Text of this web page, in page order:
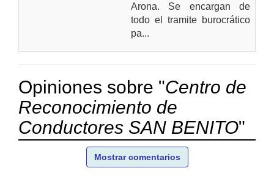
Arona. Se encargan de
todo el tramite burocrático
pa...
Opiniones sobre "Centro de
Reconocimiento de
Conductores SAN BENITO"
Mostrar comentarios